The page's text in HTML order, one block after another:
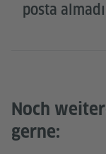
posta
Noch
gerne: